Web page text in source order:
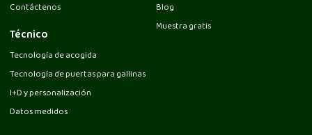
Contáctenos
Técnico
Tecnología de acogida
Tecnología de puertas para gallinas
I+D y personalización
Datos medidos
Blog
Muestra gratis